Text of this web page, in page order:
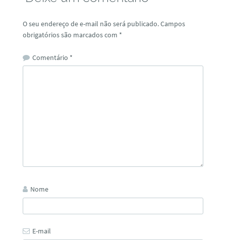
O seu endereço de e-mail não será publicado.Campos
obrigatórios são marcados com *
Comentário *
Nome
E-mail